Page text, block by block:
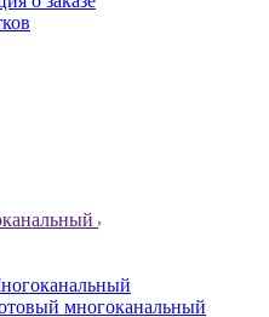
многоканальный